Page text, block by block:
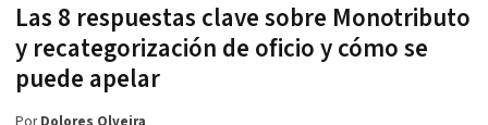
Las 8 respuestas clave sobre Monotributo
y recategorización de oficio y cómo se
puede apelar